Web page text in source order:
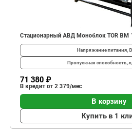
Стационарный АВД Моноблок TOR BM
Напряжение питания, В
Пропускная способность,
71 380 ₽
В кредит от 2 379/мес
В корзину
Купить в 1